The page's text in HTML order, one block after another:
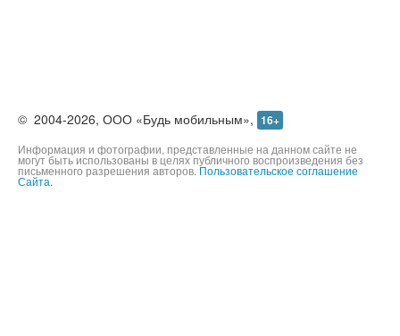
© 2004-2026, ООО «Будь мобильным», 16+
Информация и фотографии, представленные на данном сайте не
могут быть использованы в целях публичного воспроизведения без
письменного разрешения авторов. Пользовательское соглашение
Сайта.